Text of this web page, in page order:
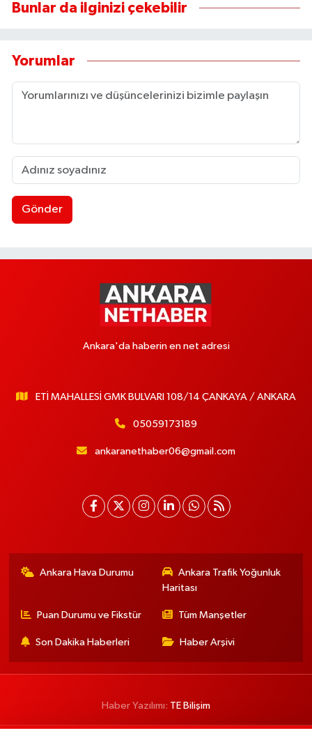
Bunlar da ilginizi çekebilir
Yorumlar
Gönder
Ankara'da haberin en net adresi
ETİ MAHALLESİ GMK BULVARI 108/14 ÇANKAYA / ANKARA
05059173189
ankaranethaber06@gmail.com
Ankara Hava Durumu
Ankara Trafik Yoğunluk
Haritası
Puan Durumu ve Fikstür Tüm Manşetler
Son Dakika Haberleri Haber Arşivi
Haber Yazılımı: TE Bilişim